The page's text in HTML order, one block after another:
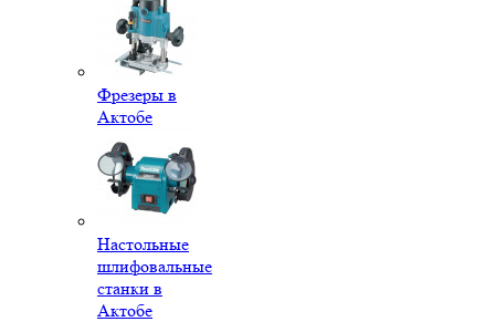
Фрезеры в
Актобе
Настольные
шлифовальные
станки в
Актобе